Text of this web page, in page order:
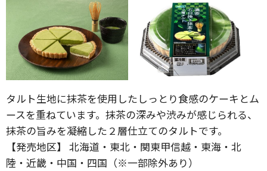
タルト生地に抹茶を使用したしっとり食感のケーキとム
ースを重ねています。抹茶の深みや渋みが感じられる、
抹茶の旨みを凝縮した２層仕立てのタルトです。
【発売地区】 北海道・東北・関東甲信越・東海・北
陸・近畿・中国・四国（※一部除外あり）